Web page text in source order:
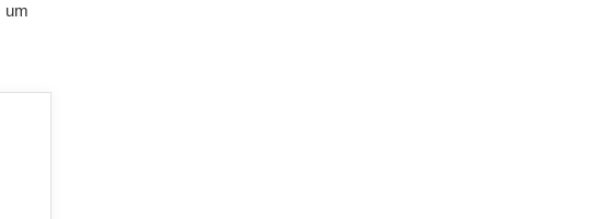
um